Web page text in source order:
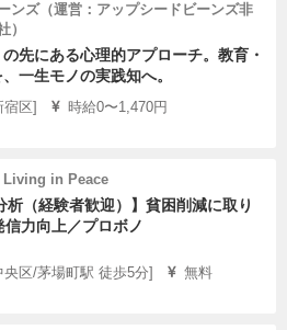
ンズ（運営：アップシードビーンズ非
）
の先にある心理的アプローチ。教育・
一生モノの実践知へ。
区]
時給0〜1,470円
Living in Peace
析（経験者歓迎）】貧困削減に取り
信力向上／プロボノ
区/茅場町駅 徒歩5分]
無料